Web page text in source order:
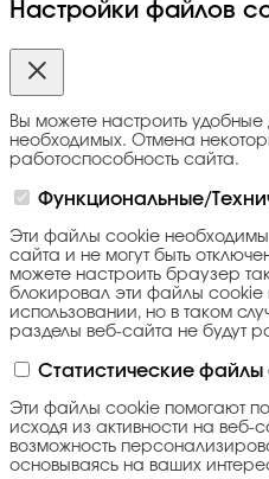
Настройки файлов
Вы можете настроить
необходимых. Отмена
работоспособность сайта.
Функциональные/
Эти файлы cookie
сайта и не могут быть
можете настроить браузер
блокировал эти файлы cookie
использовании, но в таком
разделы веб-сайта не будут
Статистические файлы
Эти файлы cookie помогают
исходя из активности на веб-
возможность
основываясь на ваших